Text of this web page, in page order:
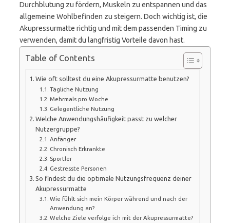
Durchblutung zu fördern, Muskeln zu entspannen und das
allgemeine Wohlbefinden zu steigern. Doch wichtig ist, die
Akupressurmatte richtig und mit dem passenden Timing zu
verwenden, damit du langfristig Vorteile davon hast.
Table of Contents
Wie oft solltest du eine Akupressurmatte benutzen?
Tägliche Nutzung
Mehrmals pro Woche
Gelegentliche Nutzung
Welche Anwendungshäufigkeit passt zu welcher
Nutzergruppe?
Anfänger
Chronisch Erkrankte
Sportler
Gestresste Personen
So findest du die optimale Nutzungsfrequenz deiner
Akupressurmatte
Wie fühlt sich mein Körper während und nach der
Anwendung an?
Welche Ziele verfolge ich mit der Akupressurmatte?